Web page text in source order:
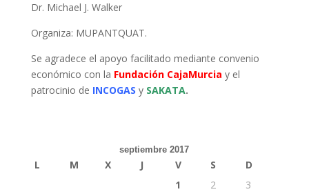
Dr. Michael J. Walker
Organiza: MUPANTQUAT.
Se agradece el apoyo facilitado mediante convenio
económico con la Fundación CajaMurcia y el
patrocinio de INCOGAS y SAKATA.
septiembre 2017
L M X J V S
D
1
2
3